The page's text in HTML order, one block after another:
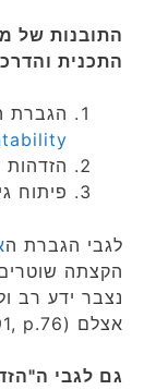
התובנות של
התכנית
הגברת
פיתוח
לגבי הגברת ה
הקצתה
נצבר ידע רב
אצלם (Green and Mastrofski, 1991, p.76).
גם לגבי